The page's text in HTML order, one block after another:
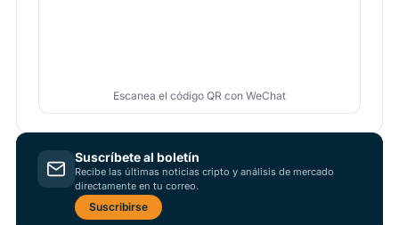
Escanea el código QR con WeChat
Suscríbete al boletín
Recibe las últimas noticias cripto y análisis de mercado
directamente en tu correo.
Suscribirse